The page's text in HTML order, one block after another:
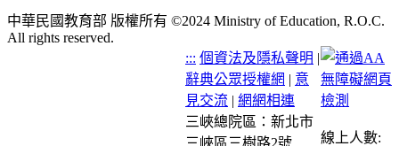
中華民國教育部 版權所有 ©2024 Ministry of Education, R.O.C.
All rights reserved.
::: 個資法及隱私聲明 |
辭典公眾授權網 | 意
見交流 | 網網相連
三峽總院區：新北市
三峽區三樹路2號
線上人數: